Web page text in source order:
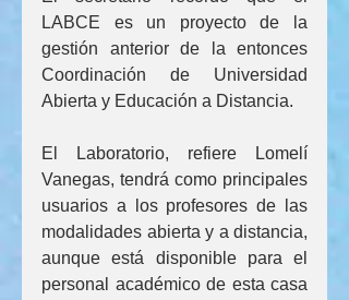
LABCE es un proyecto de la
gestión anterior de la entonces
Coordinación de Universidad
Abierta y Educación a Distancia.
El Laboratorio, refiere Lomelí
Vanegas, tendrá como principales
usuarios a los profesores de las
modalidades abierta y a distancia,
aunque está disponible para el
personal académico de esta casa